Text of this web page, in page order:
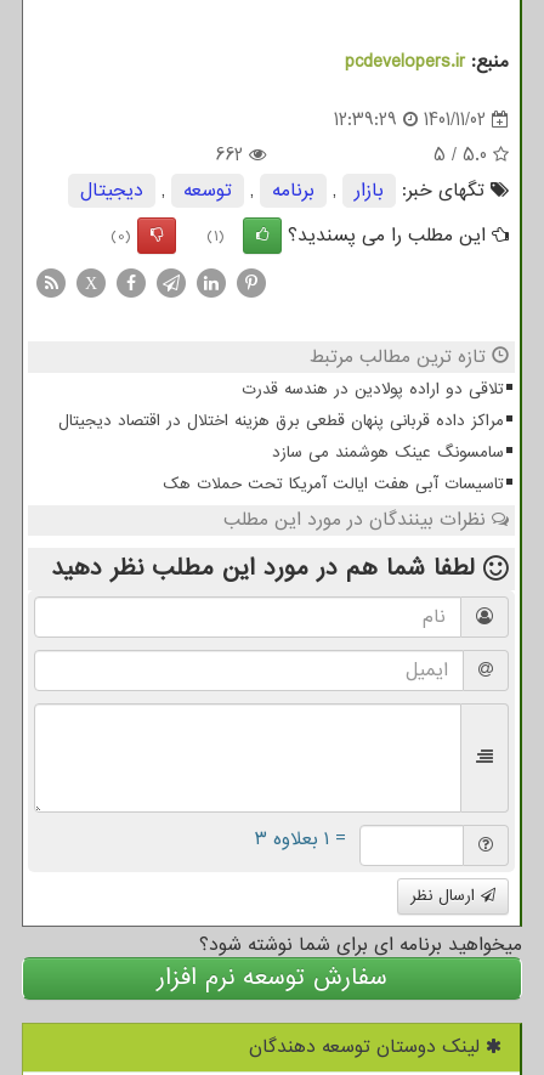
منبع:pcdevelopers.ir
1401/11/02
12:39:29
5.0
/
5
662
تگهای خبر:
بازار , برنامه , توسعه ,
دیجیتال
این مطلب را می پسندید؟
(1)
(0)
X
تازه ترین مطالب مرتبط
تلاقی دو اراده پولادین در هندسه قدرت
مراکز داده قربانی پنهان قطعی برق هزینه اختلال در اقتصاد دیجیتال
سامسونگ عینک هوشمند می سازد
تاسیسات آبی هفت ایالت آمریکا تحت حملات هک
نظرات بینندگان در مورد این مطلب
لطفا شما هم در مورد این مطلب نظر دهید
= ۱ بعلاوه ۳
ارسال نظر
میخواهید برنامه ای برای شما نوشته شود؟
سفارش توسعه نرم افزار
لینک دوستان توسعه دهندگان